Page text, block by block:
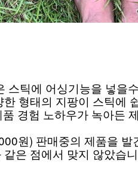
스틱에 어싱기능을 넣을
형태의 지팡이 스틱에
경험 노하우가 녹아든
원) 판매중의 제품을 발
은 점에서 맞지 않았습